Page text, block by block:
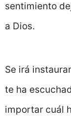
sentimiento
a Dios.
Se irá
te ha
importar cuál